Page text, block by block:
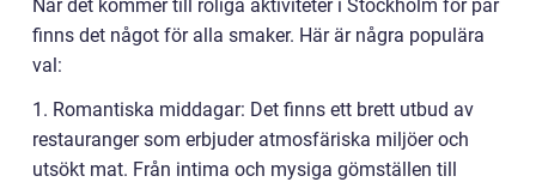
När det kommer till roliga aktiviteter i Stockholm för par
finns det något för alla smaker. Här är några populära
val:
1. Romantiska middagar: Det finns ett brett utbud av
restauranger som erbjuder atmosfäriska miljöer och
utsökt mat. Från intima och mysiga gömställen till